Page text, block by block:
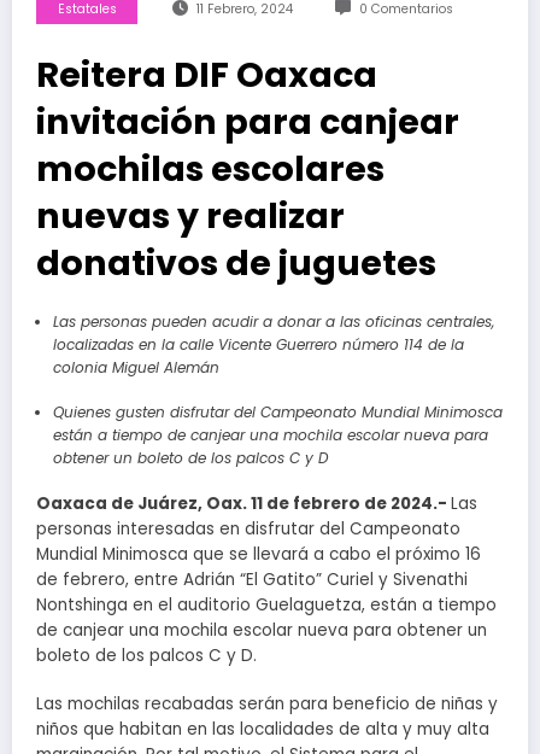
Estatales 11 Febrero, 2024 0 Comentarios
Reitera DIF Oaxaca
invitación para canjear
mochilas escolares
nuevas y realizar
donativos de juguetes
Las personas pueden acudir a donar a las oficinas centrales,
localizadas en la calle Vicente Guerrero número 114 de la
colonia Miguel Alemán
Quienes gusten disfrutar del Campeonato Mundial Minimosca
están a tiempo de canjear una mochila escolar nueva para
obtener un boleto de los palcos C y D
Oaxaca de Juárez, Oax. 11 de febrero de 2024.- Las
personas interesadas en disfrutar del Campeonato
Mundial Minimosca que se llevará a cabo el próximo 16
de febrero, entre Adrián “El Gatito” Curiel y Sivenathi
Nontshinga en el auditorio Guelaguetza, están a tiempo
de canjear una mochila escolar nueva para obtener un
boleto de los palcos C y D.
Las mochilas recabadas serán para beneficio de niñas y
niños que habitan en las localidades de alta y muy alta